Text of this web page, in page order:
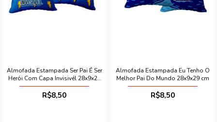
Almofada Estampada Ser Pai É Ser
Herói Com Capa Invisivél 28x9x29
cm
R$8,50
Almofada Estampada Eu Tenho O
Melhor Pai Do Mundo 28x9x29 cm
R$8,50